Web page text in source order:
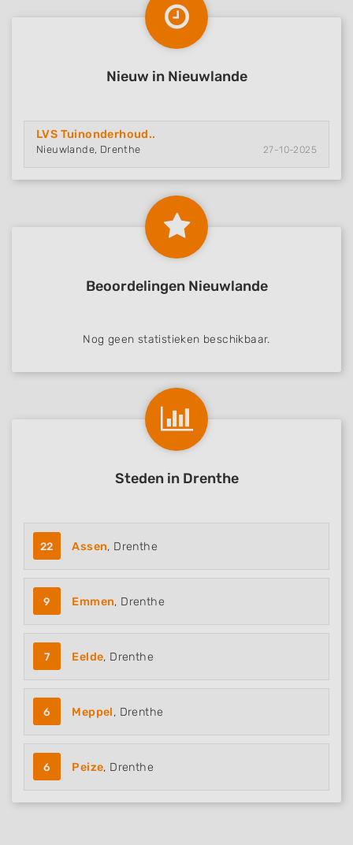
Nieuw in Nieuwlande
LVS Tuinonderhoud..
Nieuwlande, Drenthe 27-10-2025
Beoordelingen Nieuwlande
Nog geen statistieken beschikbaar.
Steden in Drenthe
22 Assen, Drenthe
9 Emmen, Drenthe
7 Eelde, Drenthe
6 Meppel, Drenthe
6 Peize, Drenthe